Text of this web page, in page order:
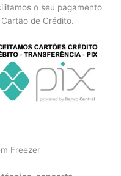
o seu pagamento
de Crédito.
Freezer